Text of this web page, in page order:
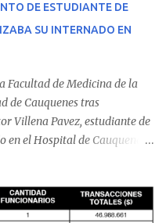
DE ESTUDIANTE DE
SU INTERNADO EN
Facultad de Medicina de la
de Cauquenes tras
Villena Pavez, estudiante de
el Hospital de Cauquenes.
de su estado de salud, el
de urgencia al Hospital